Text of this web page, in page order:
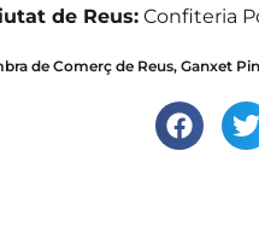
de Reus:Confiteria
de Comerç de Reus, Ganxet